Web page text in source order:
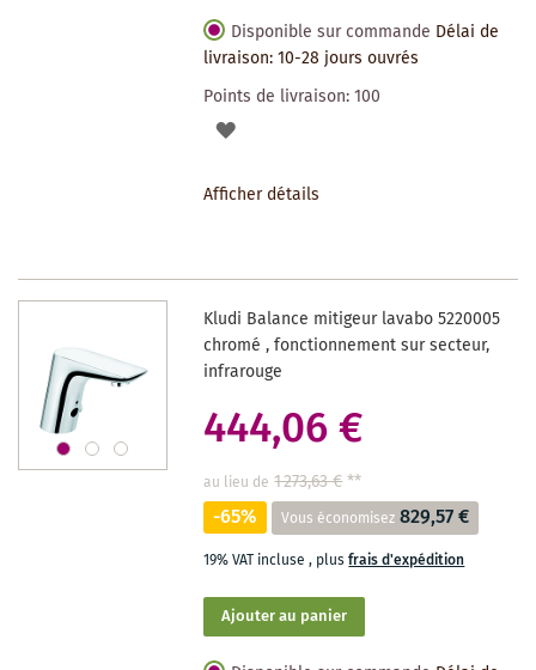
Disponible sur commande Délai de
livraison: 10-28 jours ouvrés
Points de livraison:100
AJOUTER
SOUHAITS
Afficher détails
Kludi Balance mitigeur lavabo 5220005
chromé , fonctionnement sur secteur,
infrarouge
444,06 €
au lieu de 1 273,63 €**
-65% Vous économisez 829,57 €
19% VAT incluse, plusfrais d'expédition
Ajouter au panier